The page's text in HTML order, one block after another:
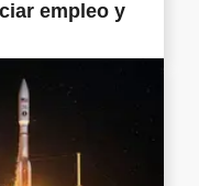
empleo y